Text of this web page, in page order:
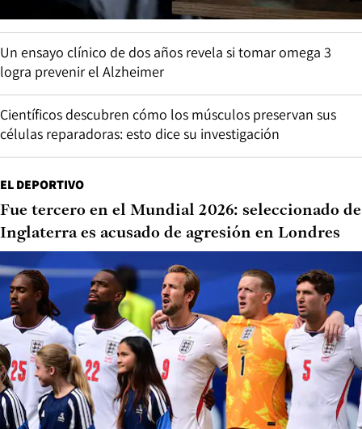
Un ensayo clínico de dos años revela si tomar omega 3
logra prevenir el Alzheimer
Científicos descubren cómo los músculos preservan sus
células reparadoras: esto dice su investigación
EL DEPORTIVO
Fue tercero en el Mundial 2026: seleccionado de
Inglaterra es acusado de agresión en Londres